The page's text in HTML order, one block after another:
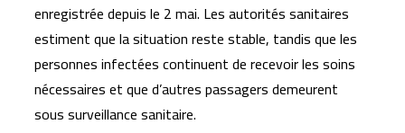
enregistrée depuis le 2 mai. Les autorités sanitaires
estiment que la situation reste stable, tandis que les
personnes infectées continuent de recevoir les soins
nécessaires et que d’autres passagers demeurent
sous surveillance sanitaire.